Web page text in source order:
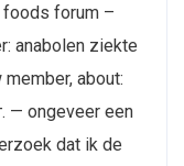
foods forum –
anabolen ziekte
about:
— ongeveer een
dat ik de